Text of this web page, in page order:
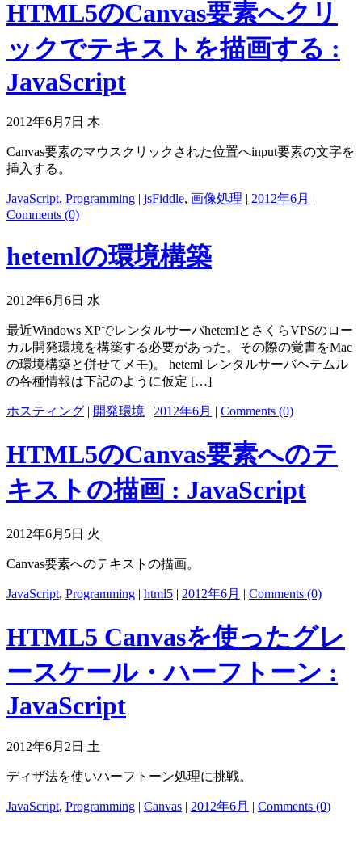
HTML5のCanvas要素へクリ
ックでテキストを描画する :
JavaScript
2012年6月7日 木
Canvas要素のマウスクリックされた位置へinput要素の文字を
挿入する。
JavaScript, Programming | jsFiddle, 画像処理 | 2012年6月 |
Comments (0)
hetemlの環境構築
2012年6月6日 水
最近Windows XPでレンタルサーバhetemlとさくらVPSのロー
カル開発環境を構築する必要があった。その際の覚書をMac
の環境構築と併せてメモ)。 heteml レンタルサーバヘテムル
の各種情報は下記のように仮定 […]
ホスティング | 開発環境 | 2012年6月 | Comments (0)
HTML5のCanvas要素へのテ
キストの描画 : JavaScript
2012年6月5日 火
Canvas要素へのテキストの描画。
JavaScript, Programming | html5 | 2012年6月 | Comments (0)
HTML5 Canvasを使ったグレ
ースケール・ハーフトーン :
JavaScript
2012年6月2日 土
ディザ法を使いハーフトーン処理に挑戦。
JavaScript, Programming | Canvas | 2012年6月 | Comments (0)